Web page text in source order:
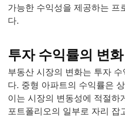
가능한 수익성을 제공하는 프
다.
투자 수익률의 변화
부동산 시장의 변화는 투자
다. 중형 아파트의 수익률은
이는 시장의 변동성에 적절하
포트폴리오의 일부로 자리 잡